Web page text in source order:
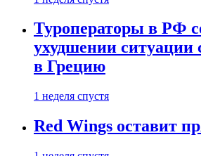
Туроператоры в РФ
ухудшении ситуации
в Грецию
1 неделя спустя
Red Wings оставит